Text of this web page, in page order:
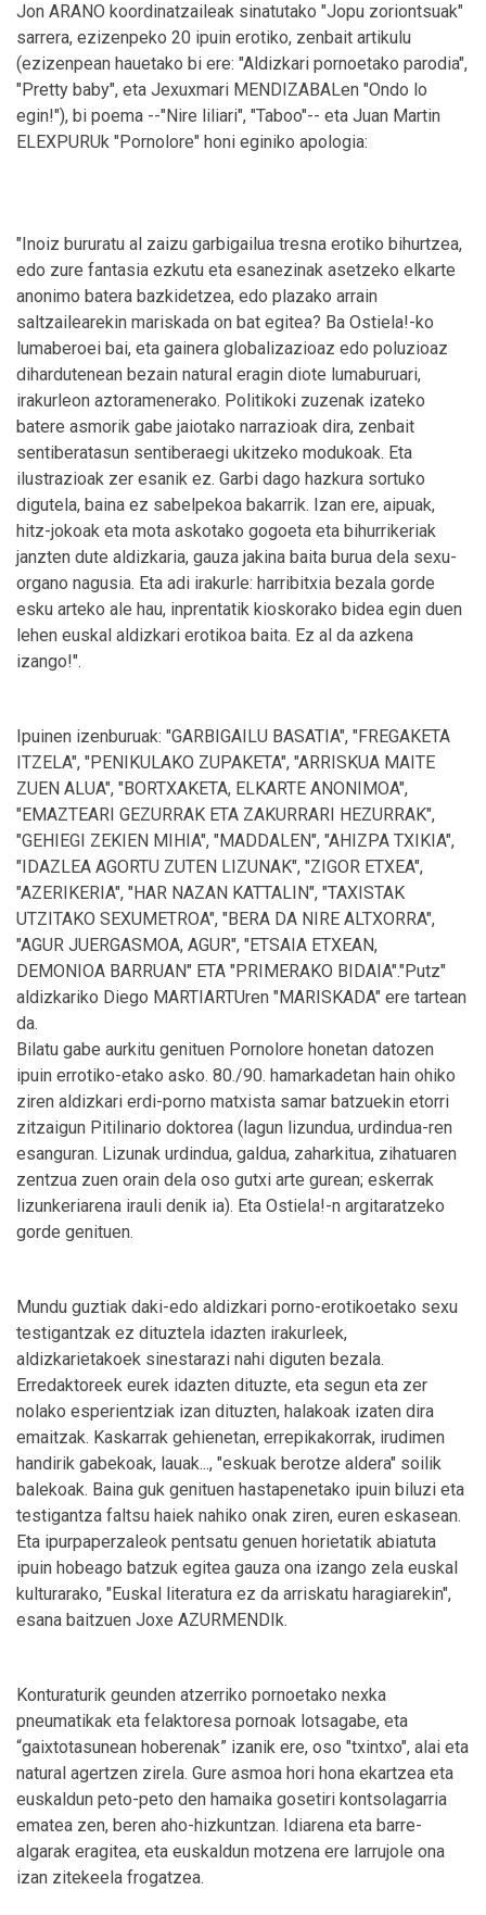
Jon ARANO koordinatzaileak sinatutako "Jopu zoriontsuak"
sarrera, ezizenpeko 20 ipuin erotiko, zenbait artikulu
(ezizenpean hauetako bi ere: "Aldizkari pornoetako parodia",
"Pretty baby", eta Jexuxmari MENDIZABALen "Ondo lo
egin!"), bi poema --"Nire liliari", "Taboo"-- eta Juan Martin
ELEXPURUk "Pornolore" honi eginiko apologia:
"Inoiz bururatu al zaizu garbigailua tresna erotiko bihurtzea,
edo zure fantasia ezkutu eta esanezinak asetzeko elkarte
anonimo batera bazkidetzea, edo plazako arrain
saltzailearekin mariskada on bat egitea? Ba Ostiela!-ko
lumaberoei bai, eta gainera globalizazioaz edo poluzioaz
dihardutenean bezain natural eragin diote lumaburuari,
irakurleon aztoramenerako. Politikoki zuzenak izateko
batere asmorik gabe jaiotako narrazioak dira, zenbait
sentiberatasun sentiberaegi ukitzeko modukoak. Eta
ilustrazioak zer esanik ez. Garbi dago hazkura sortuko
digutela, baina ez sabelpekoa bakarrik. Izan ere, aipuak,
hitz-jokoak eta mota askotako gogoeta eta bihurrikeriak
janzten dute aldizkaria, gauza jakina baita burua dela sexu-
organo nagusia. Eta adi irakurle: harribitxia bezala gorde
esku arteko ale hau, inprentatik kioskorako bidea egin duen
lehen euskal aldizkari erotikoa baita. Ez al da azkena
izango!".
Ipuinen izenburuak: "GARBIGAILU BASATIA", "FREGAKETA
ITZELA", "PENIKULAKO ZUPAKETA", "ARRISKUA MAITE
ZUEN ALUA", "BORTXAKETA, ELKARTE ANONIMOA",
"EMAZTEARI GEZURRAK ETA ZAKURRARI HEZURRAK",
"GEHIEGI ZEKIEN MIHIA", "MADDALEN", "AHIZPA TXIKIA",
"IDAZLEA AGORTU ZUTEN LIZUNAK", "ZIGOR ETXEA",
"AZERIKERIA", "HAR NAZAN KATTALIN", "TAXISTAK
UTZITAKO SEXUMETROA", "BERA DA NIRE ALTXORRA",
"AGUR JUERGASMOA, AGUR", "ETSAIA ETXEAN,
DEMONIOA BARRUAN" ETA "PRIMERAKO BIDAIA"."Putz"
aldizkariko Diego MARTIARTUren "MARISKADA" ere tartean
da.
Bilatu gabe aurkitu genituen Pornolore honetan datozen
ipuin errotiko-etako asko. 80./90. hamarkadetan hain ohiko
ziren aldizkari erdi-porno matxista samar batzuekin etorri
zitzaigun Pitilinario doktorea (lagun lizundua, urdindua-ren
esanguran. Lizunak urdindua, galdua, zaharkitua, zihatuaren
zentzua zuen orain dela oso gutxi arte gurean; eskerrak
lizunkeriarena irauli denik ia). Eta Ostiela!-n argitaratzeko
gorde genituen.
Mundu guztiak daki-edo aldizkari porno-erotikoetako sexu
testigantzak ez dituztela idazten irakurleek,
aldizkarietakoek sinestarazi nahi diguten bezala.
Erredaktoreek eurek idazten dituzte, eta segun eta zer
nolako esperientziak izan dituzten, halakoak izaten dira
emaitzak. Kaskarrak gehienetan, errepikakorrak, irudimen
handirik gabekoak, lauak..., "eskuak berotze aldera" soilik
balekoak. Baina guk genituen hastapenetako ipuin biluzi eta
testigantza faltsu haiek nahiko onak ziren, euren eskasean.
Eta ipurpaperzaleok pentsatu genuen horietatik abiatuta
ipuin hobeago batzuk egitea gauza ona izango zela euskal
kulturarako, "Euskal literatura ez da arriskatu haragiarekin",
esana baitzuen Joxe AZURMENDIk.
Konturaturik geunden atzerriko pornoetako nexka
pneumatikak eta felaktoresa pornoak lotsagabe, eta
“gaixtotasunean hoberenak” izanik ere, oso "txintxo", alai eta
natural agertzen zirela. Gure asmoa hori hona ekartzea eta
euskaldun peto-peto den hamaika gosetiri kontsolagarria
ematea zen, beren aho-hizkuntzan. Idiarena eta barre-
algarak eragitea, eta euskaldun motzena ere larrujole ona
izan zitekeela frogatzea.